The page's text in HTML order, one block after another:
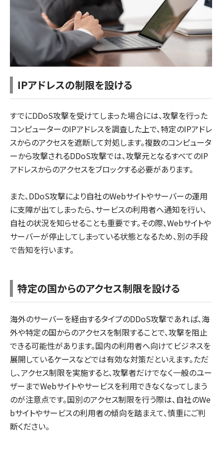
IPアドレスの制限を設ける
すでにDDoS攻撃を受けてしまった場合には、攻撃を行った
コンピューターのIPアドレスを調査した上で、特定のIPアドレ
スからのアクセスを遮断して対処します。複数のコンピュータ
ーから攻撃されるDDoS攻撃では、攻撃元となるすべてのIP
アドレスからのアクセスをブロックする必要があります。
また、DDoS攻撃により自社のWebサイトやサーバーの運用
に支障が出てしまったら、サービスの利用者へ通知を行い、
自社の状況を知らせることも重要です。その際、Webサイトや
サーバーが停止してしまっている状態となるため、別の手段
で告知を行います。
特定の国からのアクセス制限を設ける
海外のサーバーを経由するタイプのDDoS攻撃であれば、海
外や特定の国からのアクセスを制限することで、攻撃を阻止
できる可能性があります。国内の利用者へ向けてビジネスを
展開しているケースなどでは有効な対策だといえます。ただ
し、アクセス制限を実施すると、攻撃者だけでなく一般のユー
ザーまでWebサイトやサービスを利用できなくなってしまう
のが注意点です。国別のアクセス制限を行う際は、自社のWe
bサイトやサービスの利用者の傾向を踏まえて、慎重にご判
断ください。